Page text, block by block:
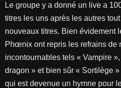
Le groupe y a donné un live a
titres les uns après les autres
nouveaux titres. Bien évidement
Phœnix ont repris les refrains de
incontournables tels « Vampire
dragon » et bien sûr « Sortilège
qui est devenue un hymne pour